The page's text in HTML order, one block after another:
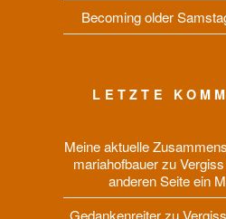
Becoming older
LETZTE
Meine aktuelle
mariahofbauerzu
anderen Seite ein
Gedankenreiterzu